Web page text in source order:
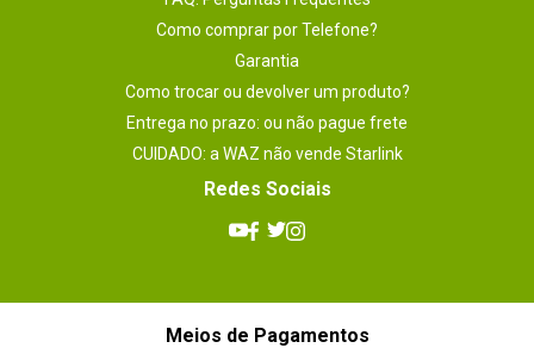
Como comprar por Telefone?
Garantia
Como trocar ou devolver um produto?
Entrega no prazo: ou não pague frete
CUIDADO: a WAZ não vende Starlink
Redes Sociais
Meios de Pagamentos